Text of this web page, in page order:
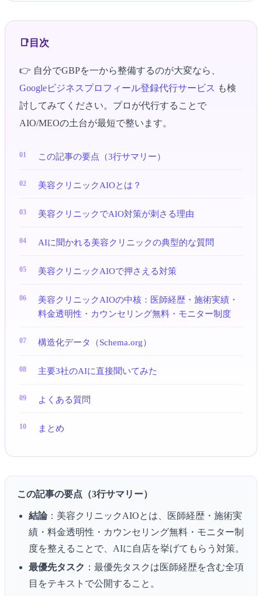
目次
👉 自分でGBPを一から整備するのが大変なら、
Googleビジネスプロフィール登録代行サービス も検
討してみてください。プロが代行することで
AIO/MEOの土台が最短で整います。
この記事の要点（3行サマリー）
美容クリニックAIOとは？
美容クリニックでAIO対策が刺さる理由
AIに聞かれる美容クリニックの典型的な質問
美容クリニックAIOで押さえる対策
美容クリニックAIOの中核：医師経歴・施術実績・
料金透明性・カウンセリング無料・モニター制度
構造化データ（Schema.org）
主要3社のAIに直接聞いてみた
よくある質問
まとめ
この記事の要点（3行サマリー）
結論：美容クリニックAIOとは、医師経歴・施術実
績・料金透明性・カウンセリング無料・モニター制
度を整えることで、AIに自店を挙げてもらう対策。
最優先タスク ：最優先タスクは医師経歴を含む全項
目をテキストで公開すること。